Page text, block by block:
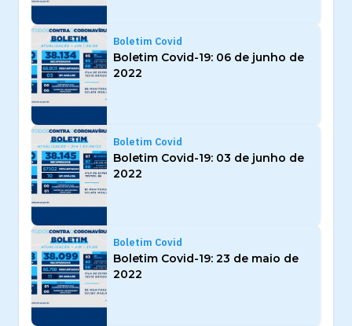
Boletim Covid
Boletim Covid-19: 06 de junho de
2022
Boletim Covid
Boletim Covid-19: 03 de junho de
2022
Boletim Covid
Boletim Covid-19: 23 de maio de
2022